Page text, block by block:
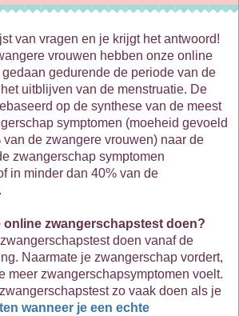
van vragen en je krijgt het antwoord!
vrouwen hebben onze online
gedurende de periode van de
uitblijven van de menstruatie. De
op de synthese van de meest
symptomen (moeheid gevoeld
de zwangere vrouwen) naar de
zwangerschap symptomen
in minder dan 40% van de
online zwangerschapstest doen?
zwangerschapstest doen vanaf de
Naarmate je zwangerschap vordert,
meer zwangerschapsymptomen voelt.
zo vaak doen als je
wanneer je een echte